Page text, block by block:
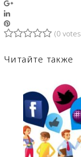
Google+
LinkedIn
Pinterest
(0 votes
Читайте также